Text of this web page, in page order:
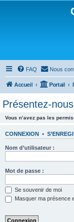
FAQ Nous
Accueil Portail
Présentez-nous
Vous n’avez pas les
CONNEXION •
Nom d’utilisateur :
Mot de passe :
Se souvenir de moi
Masquer ma présence